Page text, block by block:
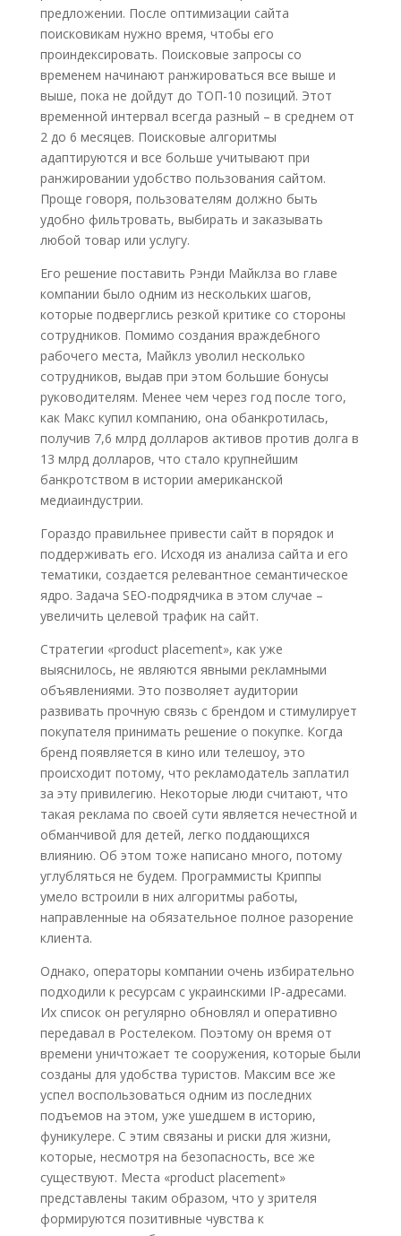
предложении. После оптимизации сайта
поисковикам нужно время, чтобы его
проиндексировать. Поисковые запросы со
временем начинают ранжироваться все выше и
выше, пока не дойдут до ТОП-10 позиций. Этот
временной интервал всегда разный – в среднем от
2 до 6 месяцев. Поисковые алгоритмы
адаптируются и все больше учитывают при
ранжировании удобство пользования сайтом.
Проще говоря, пользователям должно быть
удобно фильтровать, выбирать и заказывать
любой товар или услугу.
Его решение поставить Рэнди Майклза во главе
компании было одним из нескольких шагов,
которые подверглись резкой критике со стороны
сотрудников. Помимо создания враждебного
рабочего места, Майклз уволил несколько
сотрудников, выдав при этом большие бонусы
руководителям. Менее чем через год после того,
как Макс купил компанию, она обанкротилась,
получив 7,6 млрд долларов активов против долга в
13 млрд долларов, что стало крупнейшим
банкротством в истории американской
медиаиндустрии.
Гораздо правильнее привести сайт в порядок и
поддерживать его. Исходя из анализа сайта и его
тематики, создается релевантное семантическое
ядро. Задача SEO-подрядчика в этом случае –
увеличить целевой трафик на сайт.
Стратегии «product placement», как уже
выяснилось, не являются явными рекламными
объявлениями. Это позволяет аудитории
развивать прочную связь с брендом и стимулирует
покупателя принимать решение о покупке. Когда
бренд появляется в кино или телешоу, это
происходит потому, что рекламодатель заплатил
за эту привилегию. Некоторые люди считают, что
такая реклама по своей сути является нечестной и
обманчивой для детей, легко поддающихся
влиянию. Об этом тоже написано много, потому
углубляться не будем. Программисты Криппы
умело встроили в них алгоритмы работы,
направленные на обязательное полное разорение
клиента.
Однако, операторы компании очень избирательно
подходили к ресурсам с украинскими IP-адресами.
Их список он регулярно обновлял и оперативно
передавал в Ростелеком. Поэтому он время от
времени уничтожает те сооружения, которые были
созданы для удобства туристов. Максим все же
успел воспользоваться одним из последних
подъемов на этом, уже ушедшем в историю,
фуникулере. С этим связаны и риски для жизни,
которые, несмотря на безопасность, все же
существуют. Места «product placement»
представлены таким образом, что у зрителя
формируются позитивные чувства к